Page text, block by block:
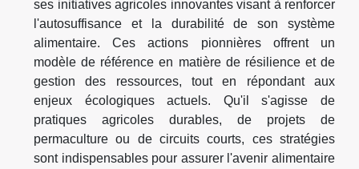
ses initiatives agricoles innovantes visant à renforcer
l'autosuffisance et la durabilité de son système
alimentaire. Ces actions pionnières offrent un
modèle de référence en matière de résilience et de
gestion des ressources, tout en répondant aux
enjeux écologiques actuels. Qu'il s'agisse de
pratiques agricoles durables, de projets de
permaculture ou de circuits courts, ces stratégies
sont indispensables pour assurer l'avenir alimentaire